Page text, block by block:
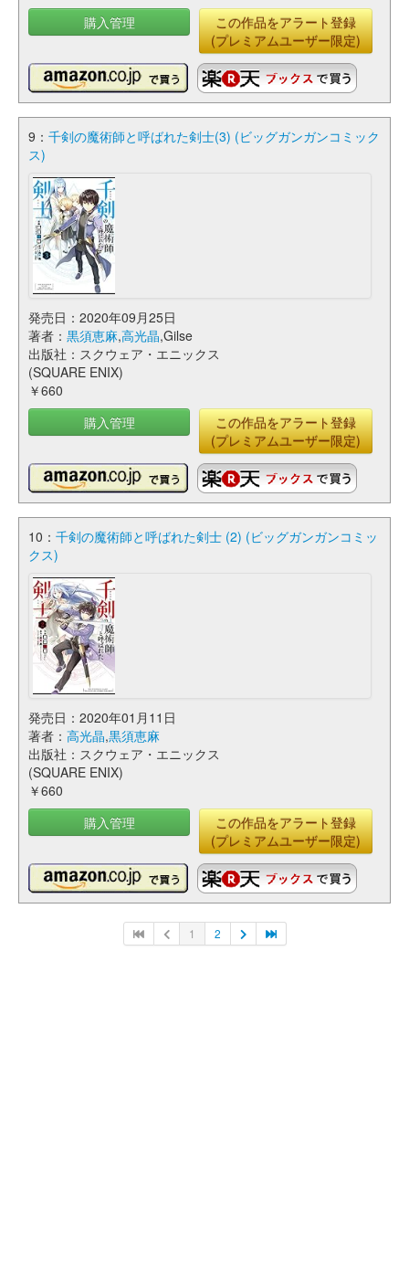
購入管理
この作品をアラート登録
(プレミアムユーザー限定)
9： 千剣の魔術師と呼ばれた剣士(3) (ビッグガンガンコミック
ス)
発売日：2020年09月25日
著者： 黒須恵麻,高光晶,Gilse
出版社：スクウェア・エニックス
(SQUARE ENIX)
￥660
購入管理
この作品をアラート登録
(プレミアムユーザー限定)
10： 千剣の魔術師と呼ばれた剣士 (2) (ビッグガンガンコミッ
クス)
発売日：2020年01月11日
著者： 高光晶,黒須恵麻
出版社：スクウェア・エニックス
(SQUARE ENIX)
￥660
購入管理
この作品をアラート登録
(プレミアムユーザー限定)
1 2